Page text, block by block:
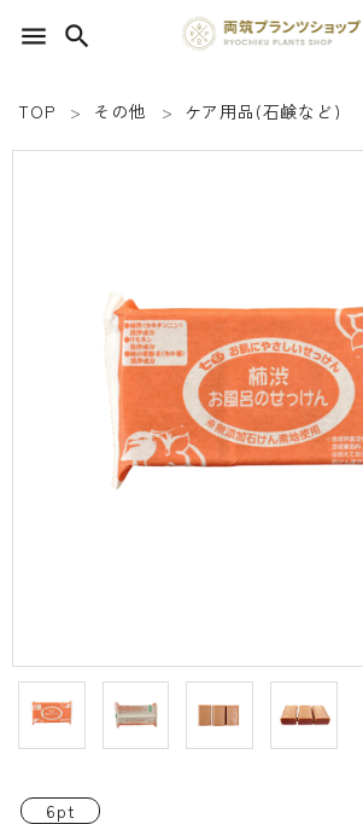
menu search
MATERIAL 資材
OTHER 雑貨
FOOD 食品
プライバシーポリシー
特定商取引法について
TOP その他 ケア用品(石鹸など)
6pt